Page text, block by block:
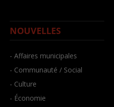
NOUVELLES
- Affaires municipales
- Communauté / Social
- Culture
- Économie